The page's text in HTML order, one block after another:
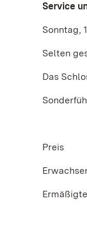
Service
Sonntag,
Selten
Das
Preis